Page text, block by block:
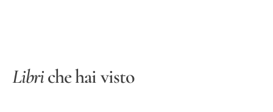
Libriche hai visto